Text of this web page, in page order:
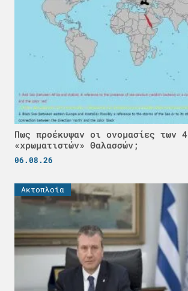
Πως προέκυψαν οι ονομασίες των 4
«χρωματιστών» Θαλασσών;
06.08.26
Ακτοπλοϊα